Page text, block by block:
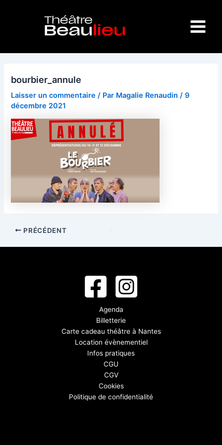
Menu
bourbier_annule
Laisser un commentaire / Par Magalie Renaudin/9
décembre 2021
PRÉCÉDENT
Agenda
Billetterie
Carte cadeau théâtre à Nantes
Location évènementiel
Infos pratiques
CGU
CGV
Cookies
Politique de confidentialité